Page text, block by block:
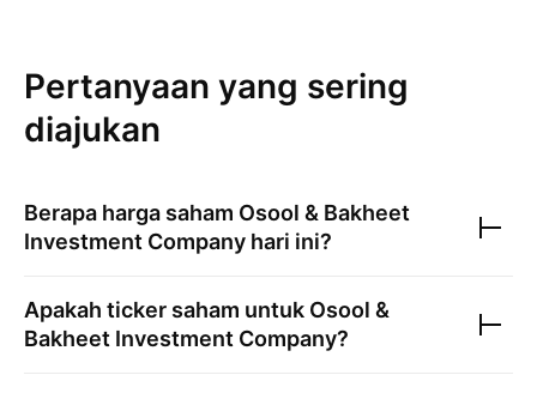
Pertanyaan yang sering
diajukan
Berapa harga saham Osool & Bakheet
Investment Company hari ini?
Apakah ticker saham untuk Osool &
Bakheet Investment Company?